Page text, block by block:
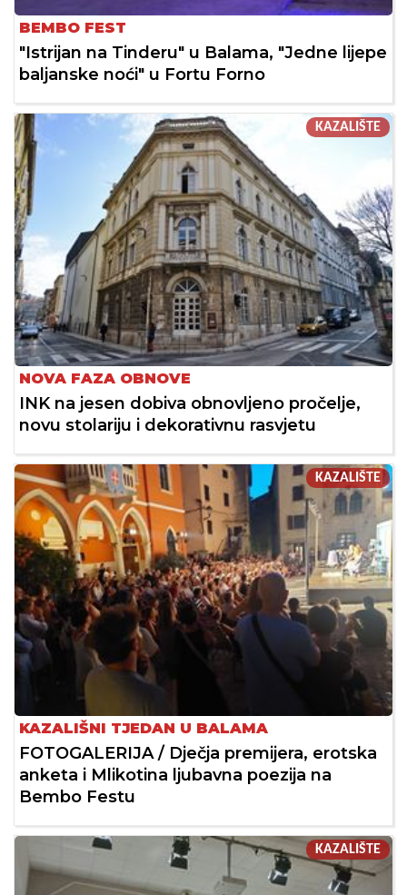
BEMBO FEST
"Istrijan na Tinderu" u Balama, "Jedne lijepe
baljanske noći" u Fortu Forno
KAZALIŠTE
NOVA FAZA OBNOVE
INK na jesen dobiva obnovljeno pročelje,
novu stolariju i dekorativnu rasvjetu
KAZALIŠTE
KAZALIŠNI TJEDAN U BALAMA
FOTOGALERIJA / Dječja premijera, erotska
anketa i Mlikotina ljubavna poezija na
Bembo Festu
KAZALIŠTE